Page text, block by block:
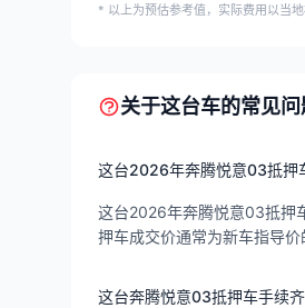
* 以上为预估参考值，实际费用以当
关于这台车的常见问
这台2026年奔腾悦意03抵押
这台2026年奔腾悦意03抵押
押车成交价通常为新车指导
这台奔腾悦意03抵押车手续齐